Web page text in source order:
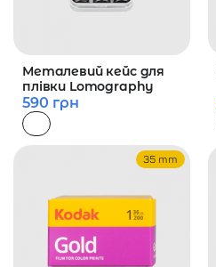
Металевий кейс для
плівки Lomography
590 грн
35 mm